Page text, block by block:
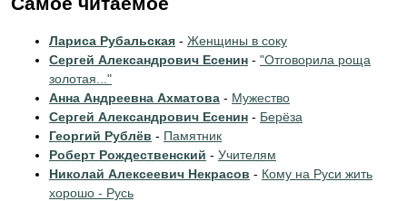
Лариса Рубальская - Женщины в соку
Сергей Александрович Есенин - "Отговорила роща
золотая..."
Анна Андреевна Ахматова - Мужество
Сергей Александрович Есенин - Берёза
Георгий Рублёв - Памятник
Роберт Рождественский - Учителям
Николай Алексеевич Некрасов - Кому на Руси жить
хорошо - Русь